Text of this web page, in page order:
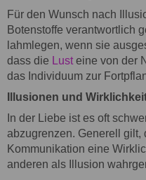
Für den Wunsch nach
Botenstoffe verantwortlich
lahmlegen, wenn sie
dass die Lusteine von der
das Individuum zur
Illusionen und
In der Liebe ist es oft
abzugrenzen. Generell
Kommunikation eine
anderen als Illusion